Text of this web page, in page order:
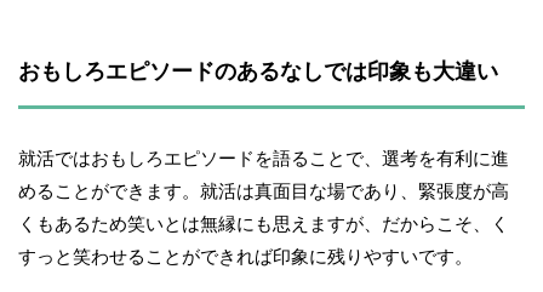
おもしろエピソードのあるなしでは印象も大違い
就活ではおもしろエピソードを語ることで、選考を有利に進
めることができます。就活は真面目な場であり、緊張度が高
くもあるため笑いとは無縁にも思えますが、だからこそ、く
すっと笑わせることができれば印象に残りやすいです。